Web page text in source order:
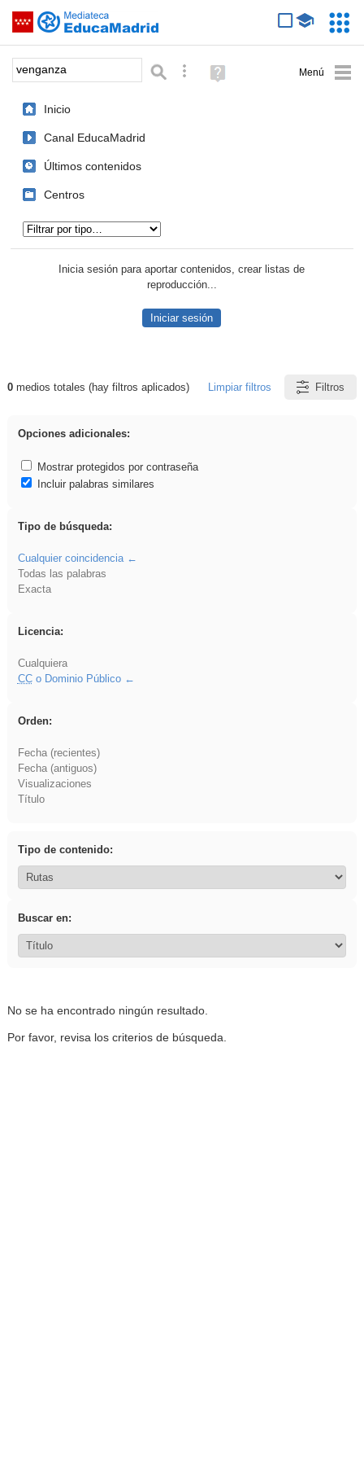
Saltar navegación
Palabra o frase: Búsqueda avanzada
Ayuda
(en
Inicio
Canal EducaMadrid
Últimos contenidos
Centros
Inicia sesión para aportar contenidos, crear listas de
reproducción...
Iniciar sesión
Resultados de: venganza
0medios totales (hay filtros aplicados) Limpiar filtros Filtros
Opciones adicionales:
Mostrar protegidos por contraseña
Incluir palabras similares
Tipo de búsqueda:
Cualquier coincidencia
Todas las palabras
Exacta
Licencia:
Cualquiera
CCo Dominio Público
Orden:
Fecha (recientes)
Fecha (antiguos)
Visualizaciones
Título
Tipo de contenido:
Buscar en:
No se ha encontrado ningún resultado.
Por favor, revisa los criterios de búsqueda.